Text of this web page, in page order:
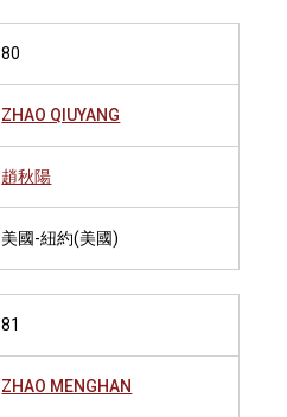
80
ZHAO QIUYANG
趙秋陽
美國-紐約(美國)
81
ZHAO MENGHAN